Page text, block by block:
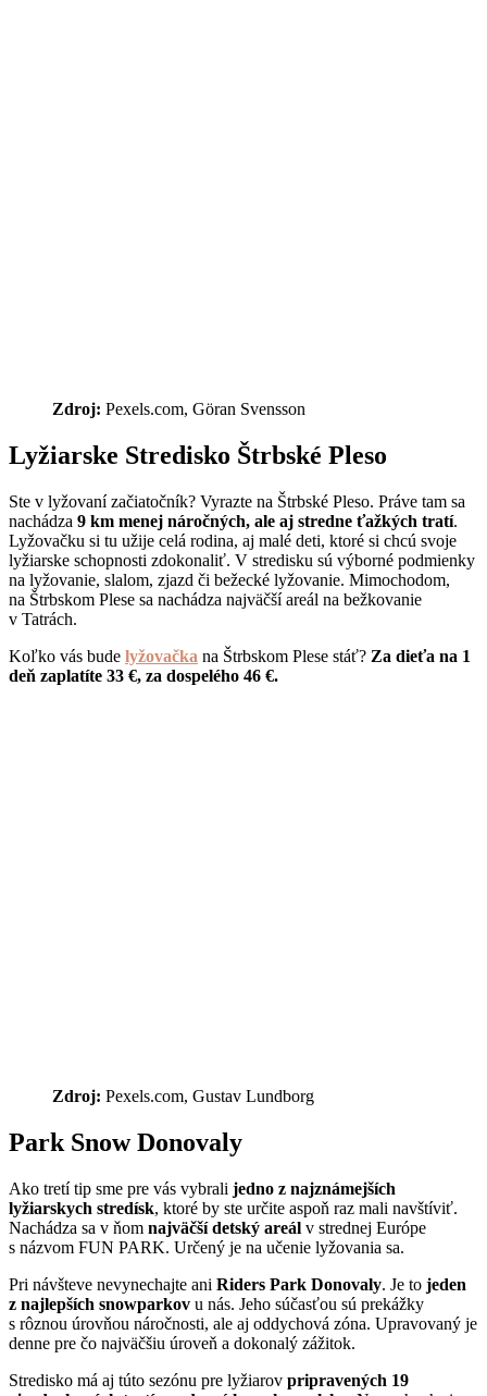
Zdroj: Pexels.com, Göran Svensson
Lyžiarske Stredisko Štrbské Pleso
Ste v lyžovaní začiatočník? Vyrazte na Štrbské Pleso. Práve tam sa
nachádza 9 km menej náročných, ale aj stredne ťažkých tratí.
Lyžovačku si tu užije celá rodina, aj malé deti, ktoré si chcú svoje
lyžiarske schopnosti zdokonaliť. V stredisku sú výborné podmienky
na lyžovanie, slalom, zjazd či bežecké lyžovanie. Mimochodom,
na Štrbskom Plese sa nachádza najväčší areál na bežkovanie
v Tatrách.
Koľko vás bude lyžovačka na Štrbskom Plese stáť? Za dieťa na 1
deň zaplatíte 33 €, za dospelého 46 €.
Zdroj: Pexels.com, Gustav Lundborg
Park Snow Donovaly
Ako tretí tip sme pre vás vybrali jedno z najznámejších
lyžiarskych stredísk, ktoré by ste určite aspoň raz mali navštíviť.
Nachádza sa v ňom najväčší detský areál v strednej Európe
s názvom FUN PARK. Určený je na učenie lyžovania sa.
Pri návšteve nevynechajte ani Riders Park Donovaly. Je to jeden
z najlepších snowparkov u nás. Jeho súčasťou sú prekážky
s rôznou úrovňou náročnosti, ale aj oddychová zóna. Upravovaný je
denne pre čo najväčšiu úroveň a dokonalý zážitok.
Stredisko má aj túto sezónu pre lyžiarov pripravených 19